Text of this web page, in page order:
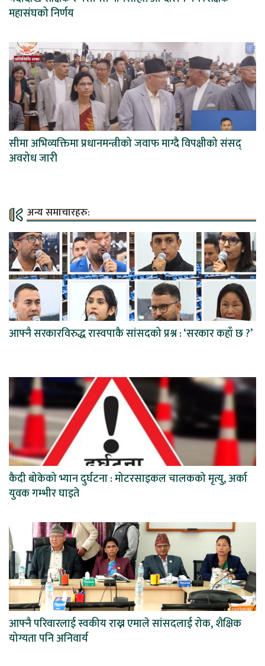
महासंघको निर्णय
सीमा अभिव्यक्तिमा प्रधानमन्त्रीको जवाफ माग्दै विपक्षीको संसद्
अवरोध जारी
अन्य समाचारहरु:
आफ्नै सरकारविरुद्ध रास्वपाकै सांसदको प्रश्न : ‘सरकार कहाँ छ ?’
कैदी बोकेको भ्यान दुर्घटना : मोटरसाइकल चालकको मृत्यु, अर्का
युवक गम्भीर घाइते
आफ्नै परिवारलाई स्वकीय राख्न एमाले सांसदलाई रोक, शैक्षिक
योग्यता पनि अनिवार्य